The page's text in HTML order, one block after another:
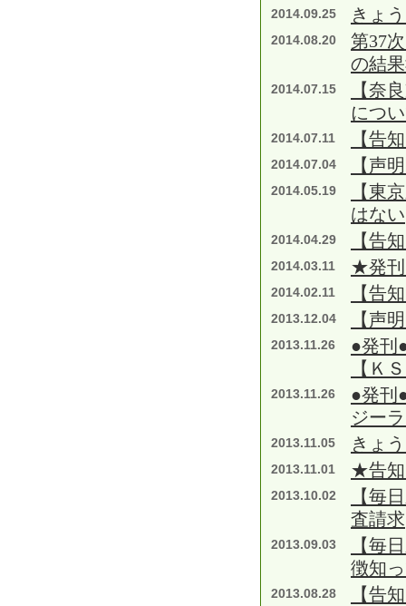
2014.09.25 きょ
2014.08.20
第37
の結
2014.07.15
【奈
につ
2014.07.11 【告
2014.07.04 【声
2014.05.19
【東
はない
2014.04.29 【告
2014.03.11 ★発
2014.02.11 【告
2013.12.04 【声
2013.11.26
●発刊
【Ｋ
2013.11.26
●発刊
ジー
2013.11.05 きょ
2013.11.01 ★告
2013.10.02
【毎
査請求
2013.09.03
【毎
徴知
2013.08.28
【告